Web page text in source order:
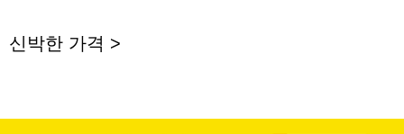
신박한 가격 >